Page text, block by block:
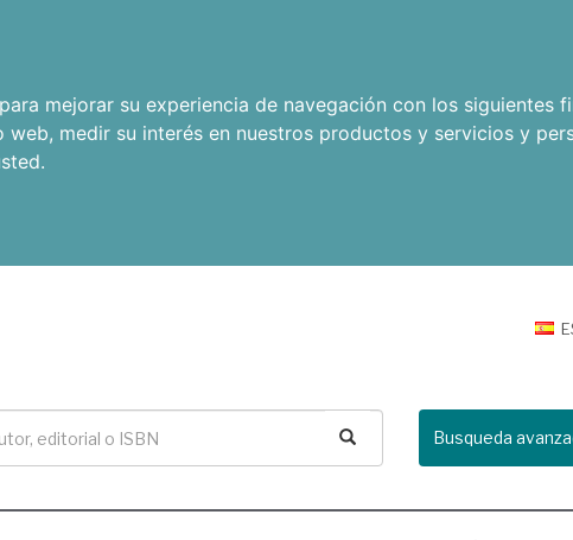
mejorar su experiencia de navegación con los siguientes
web, medir su interés en nuestros productos y servicios y
.
Busqueda